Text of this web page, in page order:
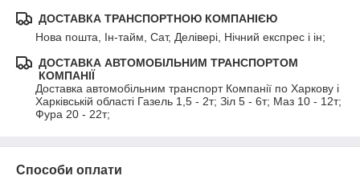
ДОСТАВКА ТРАНСПОРТНОЮ КОМПАНІЄЮ
Нова пошта, Ін-тайм, Сат, Делівері, Нічний експрес і ін;
ДОСТАВКА АВТОМОБІЛЬНИМ ТРАНСПОРТОМ
КОМПАНІЇ
Доставка автомобільним транспорт Компанії по Харкову і
Харківській області Газель 1,5 - 2т; Зіл 5 - 6т; Маз 10 - 12т;
Фура 20 - 22т;
Способи оплати